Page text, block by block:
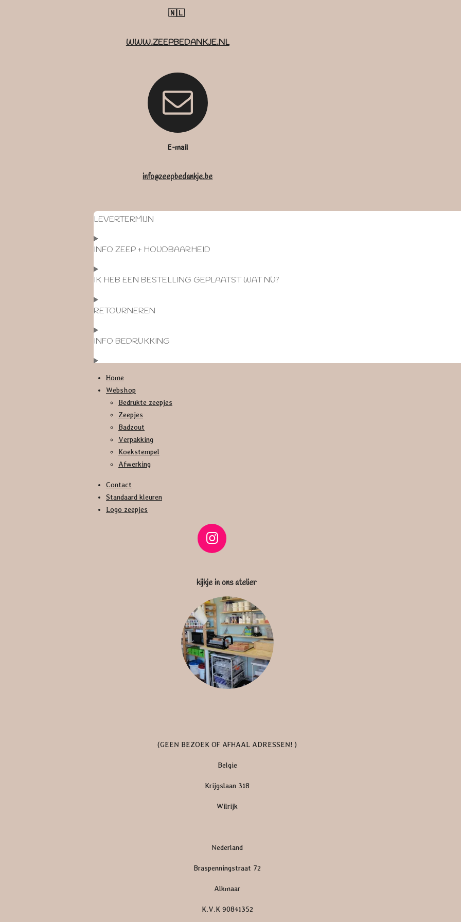
🇳🇱
WWW.ZEEPBEDANKJE.NL
E-mail
info@zeepbedankje.be
LEVERTERMIJN
INFO ZEEP + HOUDBAARHEID
IK HEB EEN BESTELLING GEPLAATST WAT NU?
RETOURNEREN
INFO BEDRUKKING
Home
Webshop
Bedrukte zeepjes
Zeepjes
Badzout
Verpakking
Koekstempel
Afwerking
Contact
Standaard kleuren
Logo zeepjes
I
t
a
g
r
a
m
kijkje in ons atelier
(GEEN BEZOEK OF AFHAAL ADRESSEN! )
Belgie
Krijgslaan 318
Wilrijk
Nederland
Braspenningstraat 72
Alkmaar
K.V.K 90841352